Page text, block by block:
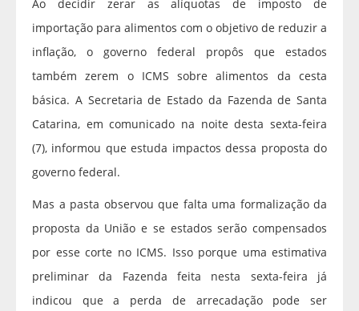
Ao decidir zerar as alíquotas de imposto de
importação para alimentos com o objetivo de reduzir a
inflação, o governo federal propôs que estados
também zerem o ICMS sobre alimentos da cesta
básica. A Secretaria de Estado da Fazenda de Santa
Catarina, em comunicado na noite desta sexta-feira
(7), informou que estuda impactos dessa proposta do
governo federal.
Mas a pasta observou que falta uma formalização da
proposta da União e se estados serão compensados
por esse corte no ICMS. Isso porque uma estimativa
preliminar da Fazenda feita nesta sexta-feira já
indicou que a perda de arrecadação pode ser